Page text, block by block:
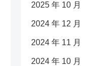
2025 年 10 月
2024 年 12 月
2024 年 11 月
2024 年 10 月